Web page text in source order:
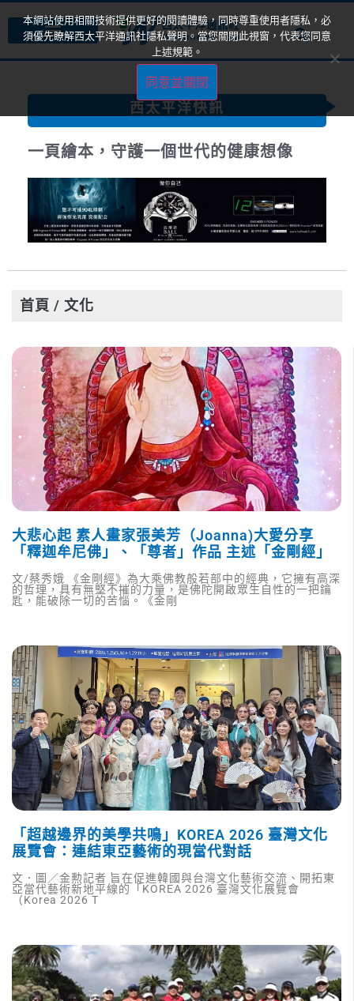
西太平洋快訊
一頁繪本，守護一個世代的健康想像
首頁 / 文化
大悲心起 素人畫家張美芳（Joanna)大愛分享
「釋迦牟尼佛」、「尊者」作品 主述「金剛經」
文/蔡秀娥 《金剛經》為大乘佛教般若部中的經典，它擁有高深
的哲理，具有無堅不摧的力量，是佛陀開啟眾生自性的一把鑰
匙，能破除一切的苦惱。《金剛
「超越邊界的美學共鳴」KOREA 2026 臺灣文化
展覽會：連結東亞藝術的現當代對話
文．圖／金勲記者 旨在促進韓國與台灣文化藝術交流、開拓東
亞當代藝術新地平線的「KOREA 2026 臺灣文化展覽會
（Korea 2026 T
本網站使用相關技術提供更好的閱讀體驗，同時尊重使用者隱私，必
須優先瞭解西太平洋通訊社隱私聲明。當您關閉此視窗，代表您同意
上述規範。
同意並關閉